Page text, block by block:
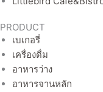
PRODUCT
เบเกอรี่
เครื่องดื่ม
อาหารว่าง
อาหารจานหลัก